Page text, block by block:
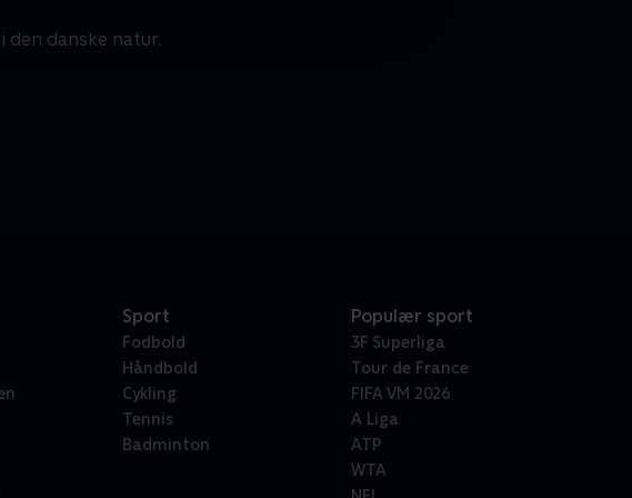
danske natur.
Sport
Fodbold
Håndbold
Cykling
Tennis
Badminton
Populær sport
3F Superliga
Tour de France
FIFA VM 2026
A Liga
ATP
WTA